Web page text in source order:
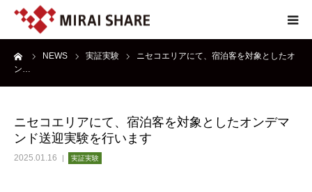
NEWS 実証実験
ニセコエリアにて、宿泊客を対象としたオ
ン…
ニセコエリアにて、宿泊客を対象としたオンデマ
ンド送迎実験を行います
2025.01.16 実証実験
NEWS
SERVICE